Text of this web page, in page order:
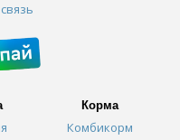
Корма
Комбикорм